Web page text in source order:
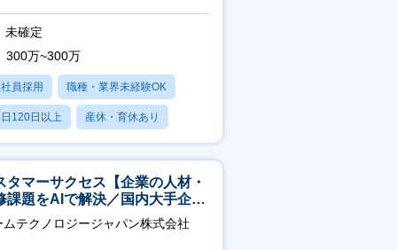
未確定
300万~300万
員採用 職種・業界未経験OK
120日以上 産休・育休あり
業20時間以内
タマーサクセス【企業の人材・
課題をAIで解決／国内大手企業
万社導入／フレックス可】
ムテクノロジージャパン株式会社